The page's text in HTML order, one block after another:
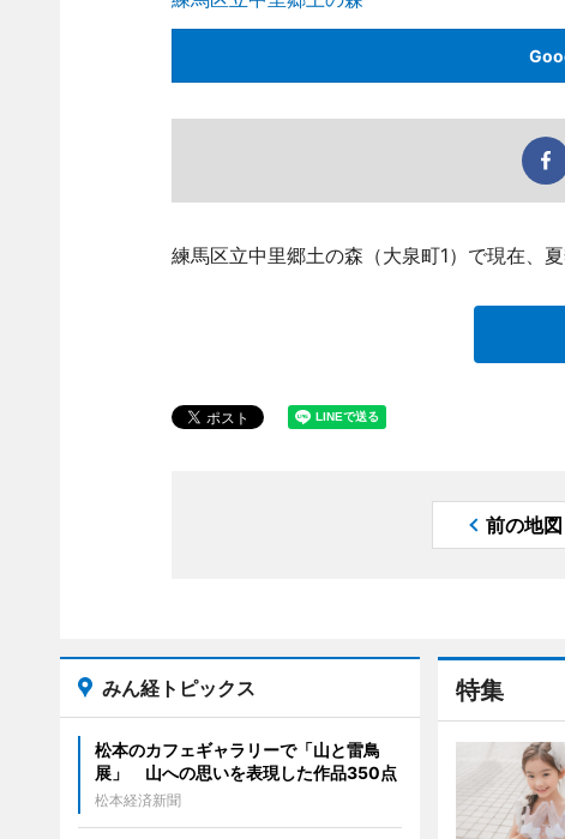
練馬区立中里郷土の森（大泉町1）で現在、
前の地図
特集
みん経トピックス
松本のカフェギャラリーで「山と雷鳥
展」 山への思いを表現した作品350点
松本経済新聞